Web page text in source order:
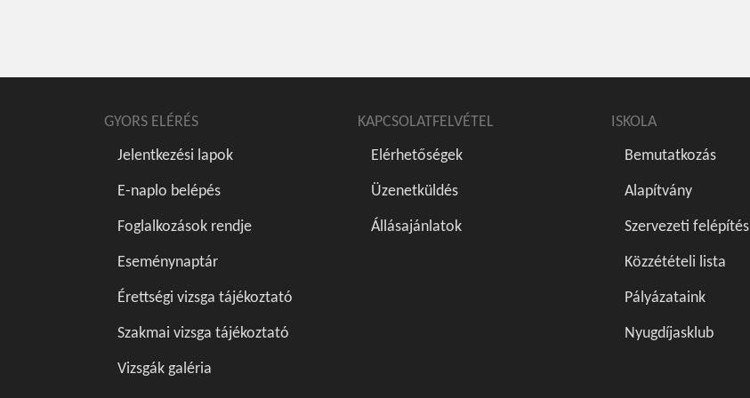
GYORS ELÉRÉS
Jelentkezési lapok
E-naplo belépés
Foglalkozások rendje
Eseménynaptár
Érettségi vizsga tájékoztató
Szakmai vizsga tájékoztató
Vizsgák galéria
KAPCSOLATFELVÉTEL
Elérhetőségek
Üzenetküldés
Állásajánlatok
ISKOLA
Bemutatkozás
Alapítvány
Szervezeti felépítés
Közzétételi lista
Pályázataink
Nyugdíjasklub